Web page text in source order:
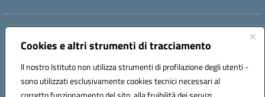
Cookies e altri strumenti di tracciamento
Il nostro Istituto non utilizza strumenti di profilazione degli utenti -
sono utilizzati esclusivamente cookies tecnici necessari al
Indirizzo:
Centralino:+39 0836.341064 Email:leic81300l@istruzione.it
Codice fiscale: 92012610751
Codice meccanografico:
LEIC81300L